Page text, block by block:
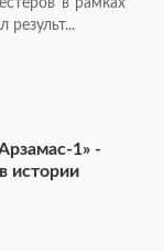
в рамках
результ...
1» -
истории